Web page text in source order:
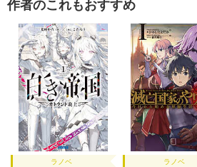
作者のこれもおすすめ
ラノベ ラノベ